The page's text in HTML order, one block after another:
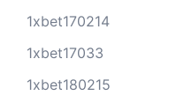
1xbet170214
1xbet17033
1xbet180215